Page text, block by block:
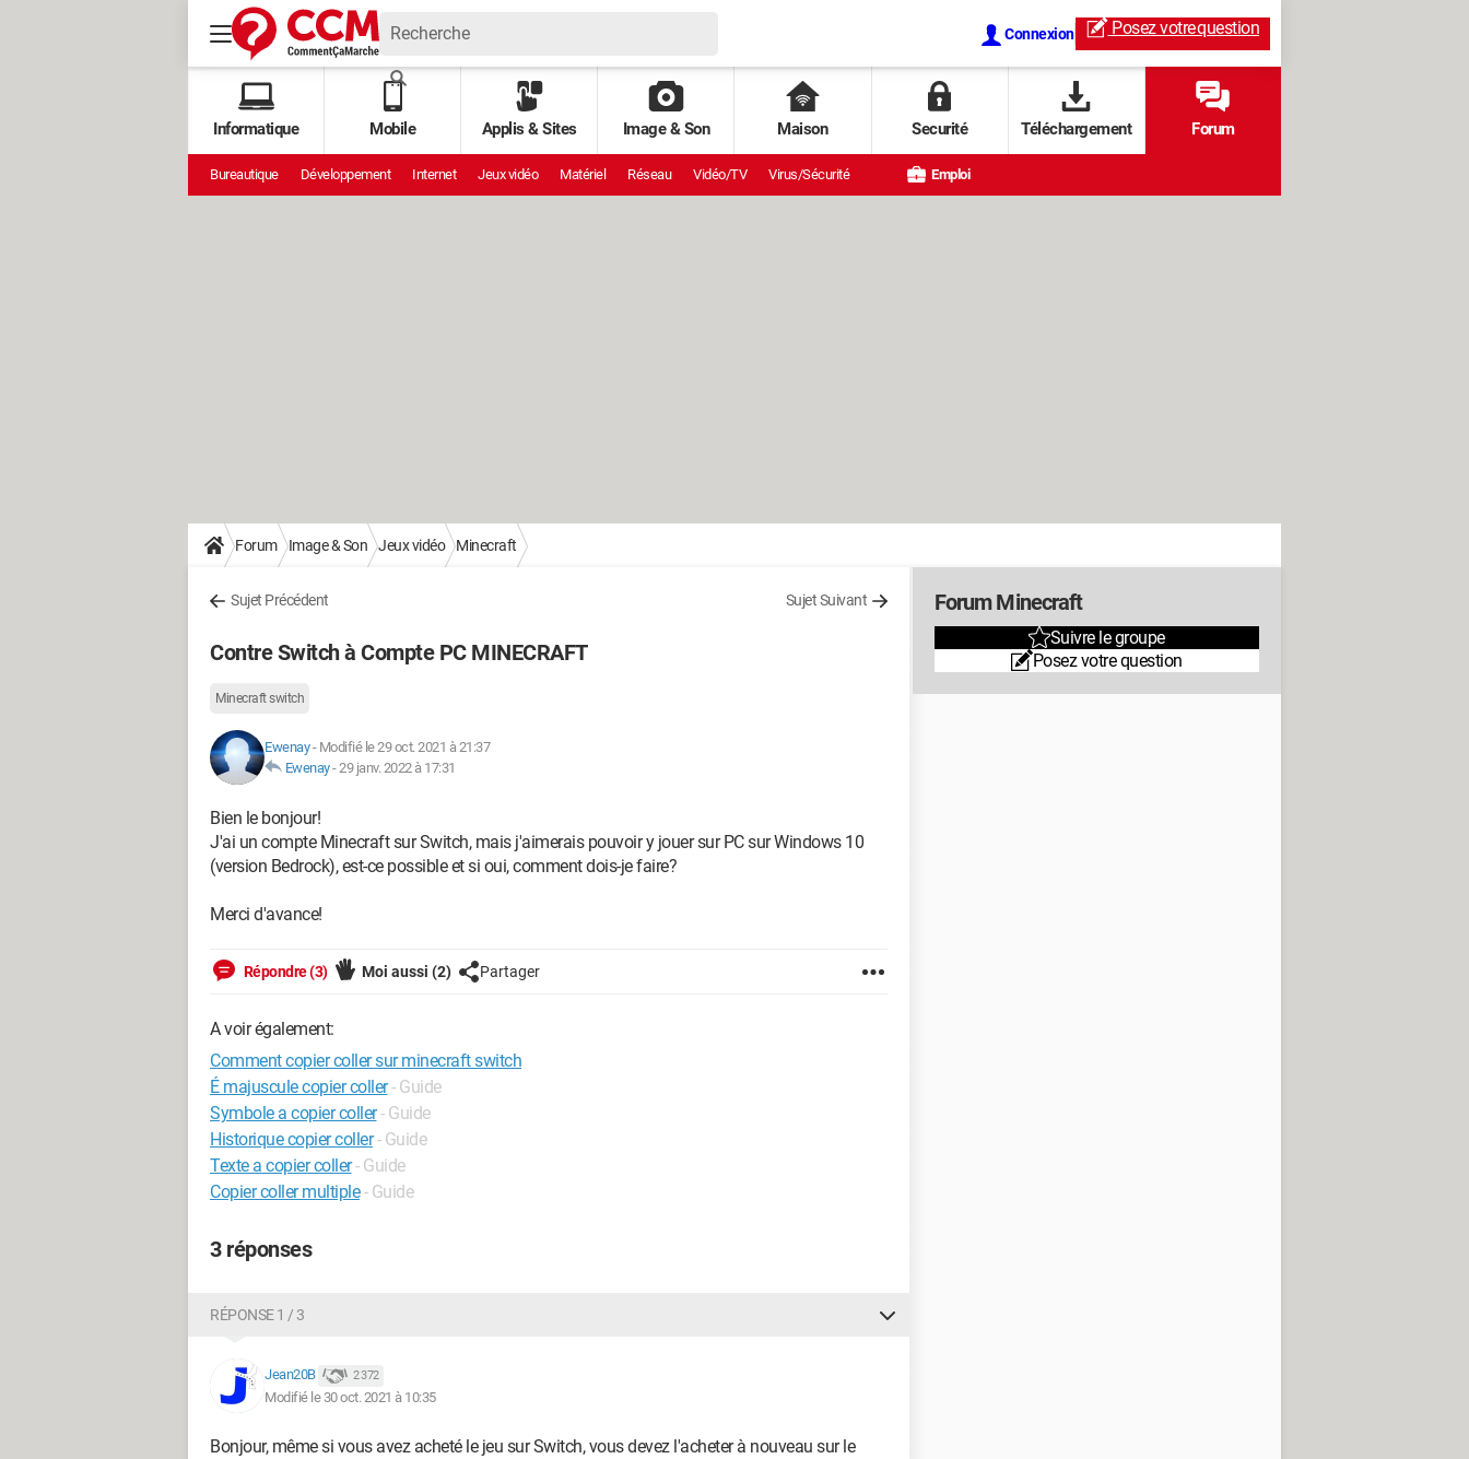
Connexion Posez votrequestion
Informatique Mobile Applis & Sites Image & Son Maison Securité Téléchargement Forum
Bureautique Développement Internet Jeux vidéo Matériel Réseau Vidéo/TV Virus/Sécurité Emploi
Forum Image & Son Jeux vidéo Minecraft
Sujet Précédent Sujet Suivant
Contre Switch à Compte PC MINECRAFT
Minecraft switch
Ewenay- Modifié le 29 oct. 2021 à 21:37
Ewenay-29 janv. 2022 à 17:31
Bien le bonjour!
J'ai un compte Minecraft sur Switch, mais j'aimerais pouvoir y jouer sur PC sur Windows 10
(version Bedrock), est-ce possible et si oui, comment dois-je faire?
Merci d'avance!
Répondre (3) Moi aussi (2) Partager
A voir également:
Comment copier coller sur minecraft switch
É majuscule copier coller- Guide
Symbole a copier coller- Guide
Historique copier coller - Guide
Texte a copier coller- Guide
Copier coller multiple - Guide
3 réponses
RÉPONSE 1 / 3
Jean20B 2 372
Modifié le 30 oct. 2021 à 10:35
Bonjour, même si vous avez acheté le jeu sur Switch, vous devez l'acheter à nouveau sur le
Forum Minecraft
Suivre le groupe
Posez votre question